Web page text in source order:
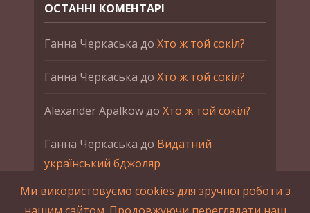
ОСТАННІ КОМЕНТАРІ
Ганна Черкаська до Хто ж той сокіл?
Ганна Черкаська до Хто ж той сокіл?
Alexander Apalkowдо Хто ж той сокіл?
Ганна Черкаська до Видатний
український бджоляр
Ганна ЧеркаськадоПетро Франко
Ми використовуємо cookies для зручної роботи з
нашим сайтом. Продовжуючи переглядати наш